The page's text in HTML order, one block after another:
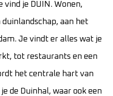
je DUIN. Wonen,
aan het
Je vindt er alles wat je
tot restaurants en een
het centrale hart van
de Duinhal, waar ook een